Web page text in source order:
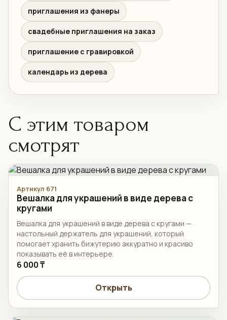
приглашения из фанеры
свадебные приглашения на заказ
приглашение с гравировкой
календарь из дерева
С этим товаром
смотрят
Артикул 671
Вешалка для украшений в виде дерева с
кругами
Вешалка для украшений в виде дерева с кругами —
настольный держатель для украшений, который
помогает хранить бижутерию аккуратно и красиво
показывать её в интерьере.
6 000 ₸
Открыть